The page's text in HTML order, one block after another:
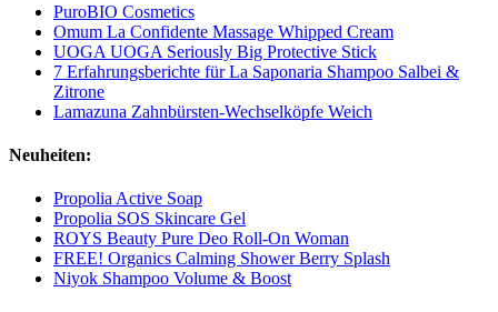
PuroBIO Cosmetics
Omum La Confidente Massage Whipped Cream
UOGA UOGA Seriously Big Protective Stick
7 Erfahrungsberichte für La Saponaria Shampoo Salbei &
Zitrone
Lamazuna Zahnbürsten-Wechselköpfe Weich
Neuheiten:
Propolia Active Soap
Propolia SOS Skincare Gel
ROYS Beauty Pure Deo Roll-On Woman
FREE! Organics Calming Shower Berry Splash
Niyok Shampoo Volume & Boost